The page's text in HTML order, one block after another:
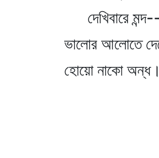
দেখিবারে
ভালোর আলোতে
হোয়ো নাকো অন্ধ।